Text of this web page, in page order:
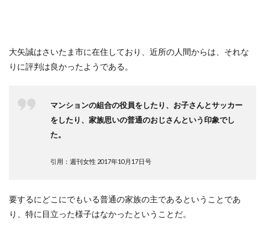
大矢誠はさいたま市に在住しており、近所の人間からは、それな
りに評判は良かったようである。
マンションの組合の役員をしたり、お子さんとサッカー
をしたり、家族思いの普通のおじさんという印象でし
た。
引用：週刊女性 2017年10月17日号
要するにどこにでもいる普通の家族の主であるということであ
り、特に目立った様子はなかったということだ。